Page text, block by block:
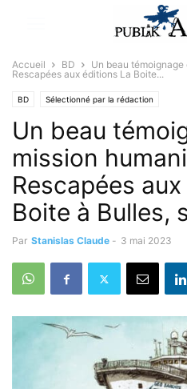
Accueil BD
Un beau
Rescapées aux éditions La Boite...
BD Sélectionné par la rédaction
Un beau
mission
Rescapées
Boite à Bulles,
Par Stanislas Claude - 3 mai 2023